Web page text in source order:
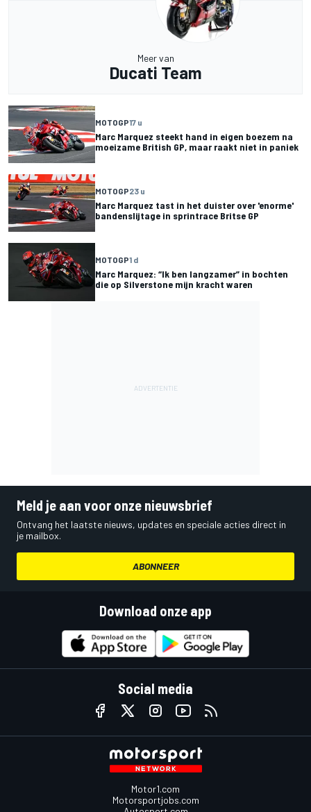
Meer van
Ducati Team
MOTOGP17 u
Marc Marquez steekt hand in eigen boezem na
moeizame British GP, maar raakt niet in paniek
MOTOGP23 u
Marc Marquez tast in het duister over 'enorme'
bandenslijtage in sprintrace Britse GP
MOTOGP1 d
Marc Marquez: “Ik ben langzamer” in bochten
die op Silverstone mijn kracht waren
Meld je aan voor onze nieuwsbrief
Ontvang het laatste nieuws, updates en speciale acties direct in
je mailbox.
ABONNEER
Download onze app
Social media
Motor1.com
Motorsportjobs.com